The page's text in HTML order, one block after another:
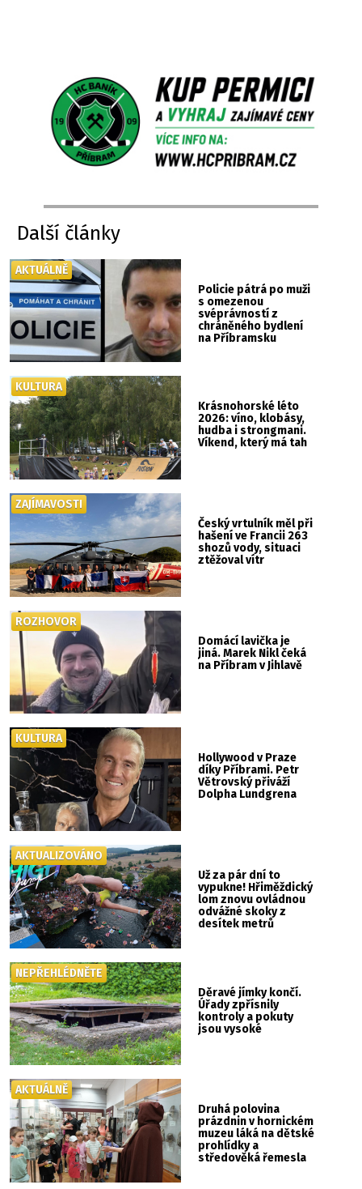
Další články
Policie pátrá po muži
s omezenou
svéprávností z
chráněného bydlení
na Příbramsku
AKTUÁLNĚ
Krásnohorské léto
2026: víno, klobásy,
hudba i strongmani.
Víkend, který má tah
KULTURA
Český vrtulník měl při
hašení ve Francii 263
shozů vody, situaci
ztěžoval vítr
ZAJÍMAVOSTI
Domácí lavička je
jiná. Marek Nikl čeká
na Příbram v Jihlavě
ROZHOVOR
Hollywood v Praze
díky Příbrami. Petr
Větrovský přiváží
Dolpha Lundgrena
KULTURA
Už za pár dní to
vypukne! Hřiměždický
lom znovu ovládnou
odvážné skoky z
desítek metrů
AKTUALIZOVÁNO
Děravé jímky končí.
Úřady zpřísnily
kontroly a pokuty
jsou vysoké
NEPŘEHLÉDNĚTE
Druhá polovina
prázdnin v hornickém
muzeu láká na dětské
prohlídky a
středověká řemesla
AKTUÁLNĚ